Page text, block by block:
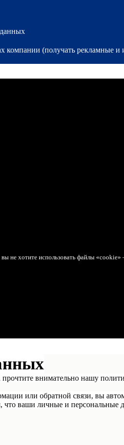
компании (получать рекламные
не хотите использовать файлы «cookie»
внимательно нашу
или обратной связи, вы
ваши личные и персональные